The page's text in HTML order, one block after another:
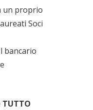
un proprio
Soci
bancario
TUTTO